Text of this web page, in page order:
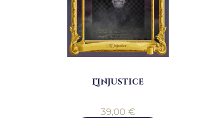
L’injustice
39,00 €